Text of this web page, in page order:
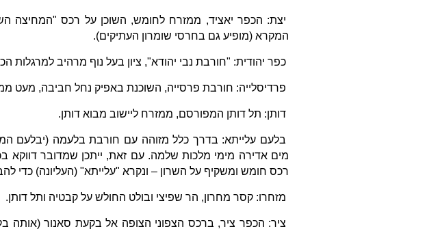
יצת: הכפר יאציד, ממזרח לחומש, השוכן על רכס "המחיצה
המקרא (מופיע גם בחרסי שומרון העתיקים).
כפר יהודית: "חורבת נבי יהודא", ציון בעל נוף מרהיב למרגלות
פרדיסלייה: חורבת פרסייה, השוכנת באפיק נחל חביבה, מעט
דותן: תל דותן המפורסם, ממזרח ליישוב מבוא דותן.
בלעם עלייתא: בדרך כלל מזוהה עם חורבת בלעמה (יבלעם
מים אדירה מימי מלכות שלמה. עם זאת, ייתכן שמדובר
רכס חומש ומשקיף על השרון – ונקרא "עלייתא" (העליונה) כדי
מזחרו: קסר מחרון, הר שפיצי ובולט החולש על קבטיה ותל דותן.
ציר: הכפר ציר, ברכס הצפוני הצופה אל בקעת סאנור (אותה